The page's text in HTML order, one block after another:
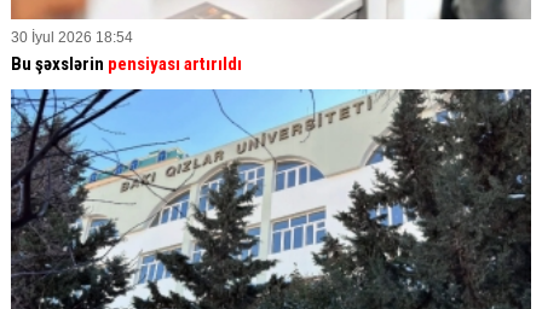
30 İyul 2026 18:54
Bu şəxslərin pensiyası artırıldı